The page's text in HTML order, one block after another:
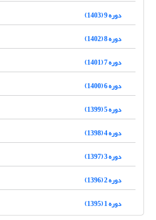
دوره 9 (1403)
دوره 8 (1402)
دوره 7 (1401)
دوره 6 (1400)
دوره 5 (1399)
دوره 4 (1398)
دوره 3 (1397)
دوره 2 (1396)
دوره 1 (1395)